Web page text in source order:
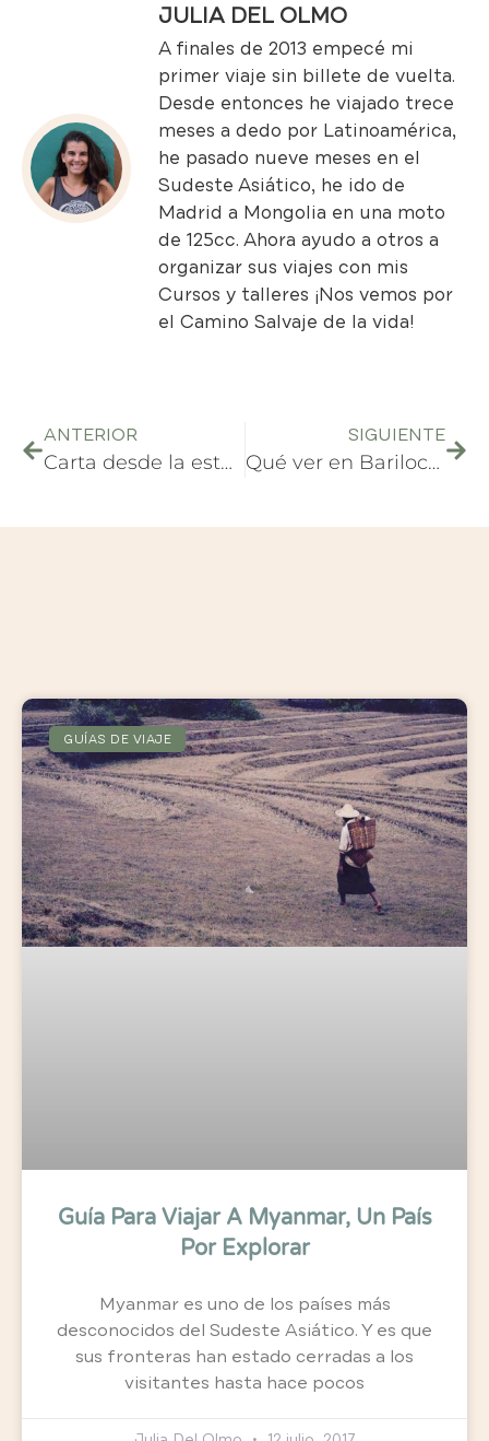
JULIA DEL OLMO
A finales de 2013 empecé mi
primer viaje sin billete de vuelta.
Desde entonces he viajado trece
meses a dedo por Latinoamérica,
he pasado nueve meses en el
Sudeste Asiático, he ido de
Madrid a Mongolia en una moto
de 125cc. Ahora ayudo a otros a
organizar sus viajes con mis
Cursos y talleres ¡Nos vemos por
el Camino Salvaje de la vida!
ANTERIOR
Carta desde la estepa
SIGUIENTE
Qué ver en Bariloche en 3 días
GUÍAS DE VIAJE
Guía Para Viajar A Myanmar, Un País
Por Explorar
Myanmar es uno de los países más
desconocidos del Sudeste Asiático. Y es que
sus fronteras han estado cerradas a los
visitantes hasta hace pocos